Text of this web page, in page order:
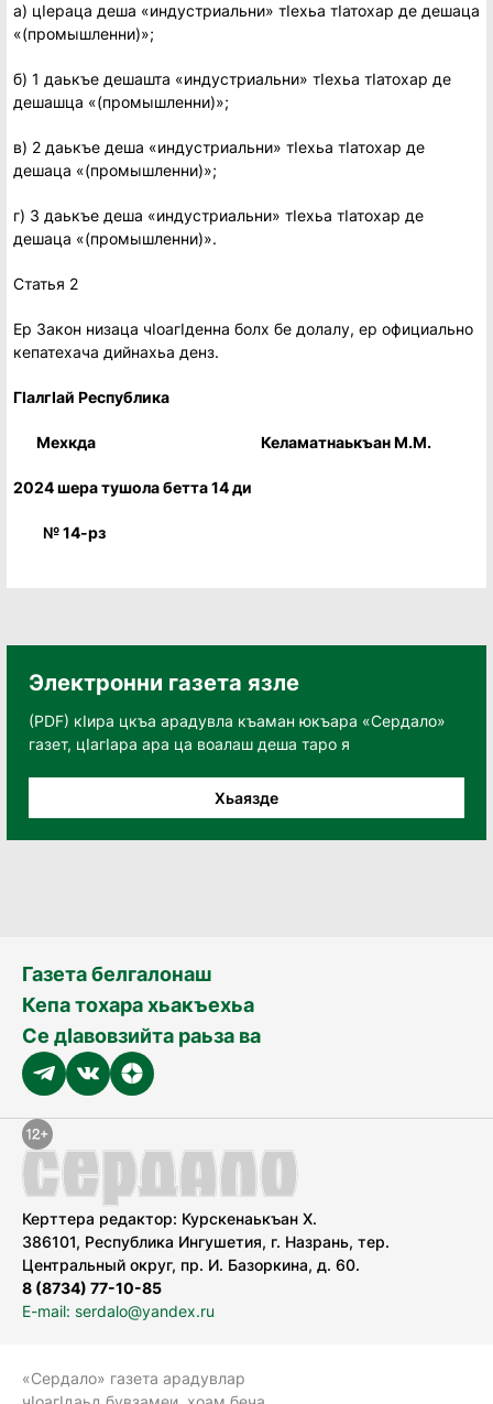
а) цIераца деша «индустриальни» тIехьа тIатохар де дешаца
«(промышленни)»;
б) 1 даькъе дешашта «индустриальни» тIехьа тIатохар де
дешашца «(промышленни)»;
в) 2 даькъе деша «индустриальни» тIехьа тIатохар де
дешаца «(промышленни)»;
г) 3 даькъе деша «индустриальни» тIехьа тIатохар де
дешаца «(промышленни)».
Статья 2
Ер Закон низаца чIоагIденна болх бе долалу, ер официально
кепатехача дийнахьа денз.
ГIалгIай Республика
Мехкда Келаматнаькъан М.М.
2024 шера тушола бетта 14 ди
№ 14-рз
Электронни газета язле
(PDF) кӀира цкъа арадувла къаман юкъара «Сердало»
газет, цӀагӀара ара ца воалаш деша таро я
Хьаязде
Газета белгалонаш
Кепа тохара хьакъехьа
Се дӀавовзийта раьза ва
Керттера редактор: Курскенаькъан Х.
386101, Республика Ингушетия, г. Назрань, тер.
Центральный округ, пр. И. Базоркина, д. 60.
8 (8734) 77-10-85
E-mail: serdalo@yandex.ru
«Сердало» газета арадувлар